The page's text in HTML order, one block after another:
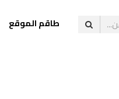
طاقم الموقع